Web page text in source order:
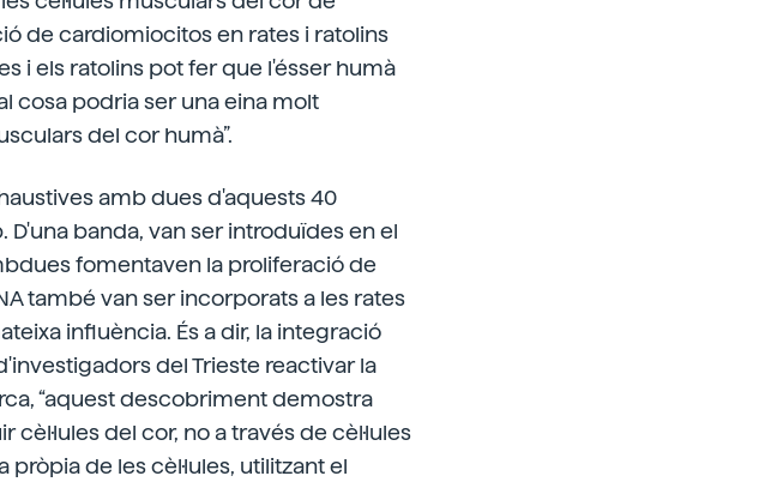
de cardiomiocitos en rates i ratolins
i els ratolins pot fer que l'ésser humà
cosa podria ser una eina molt
del cor humà”.
amb dues d'aquests 40
D'una banda, van ser introduïdes en el
fomentaven la proliferació de
també van ser incorporats a les rates
influència. És a dir, la integració
del Trieste reactivar la
“aquest descobriment demostra
del cor, no a través de cèl·lules
de les cèl·lules, utilitzant el